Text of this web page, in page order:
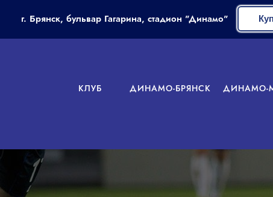
г. Брянск, бульвар Гагарина, стадион "Динамо"
КЛУБ ДИНАМО-БРЯНСК ДИНАМО-